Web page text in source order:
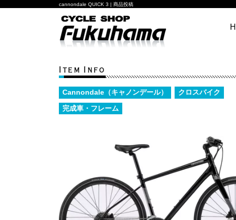
cannondale QUICK 3 | 商品投稿
Item Info
Cannondale（キャノンデール） クロスバイク
完成車・フレーム